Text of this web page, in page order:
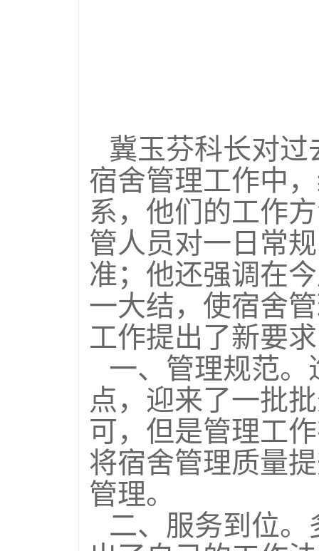
冀玉芬科长对
宿舍管理工作中
系，他们的工作
管人员对一日常
准；他还强调在
一大结，使宿舍
工作提出了新要
一、管理规范
点，迎来了一批
可，但是管理工
将宿舍管理质量
管理。
二、服务到位